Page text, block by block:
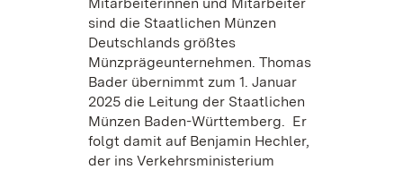
sind die Staatlichen Münzen
Deutschlands größtes
Münzprägeunternehmen. Thomas
Bader übernimmt zum 1. Januar
2025 die Leitung der Staatlichen
Münzen Baden-Württemberg. Er
folgt damit auf Benjamin Hechler,
der ins Verkehrsministerium